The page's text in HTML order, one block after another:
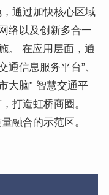
通过加快核心区域
络以及创新多合一
。 在应用层面，通
通信息服务平台”、
大脑” 智慧交通平
打造虹桥商圈。
融合的示范区。